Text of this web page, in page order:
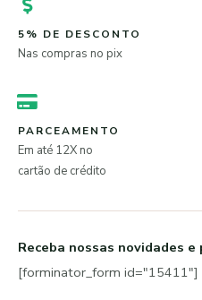
5% DE DESCONTO
Nas compras no pix
PARCEAMENTO
Em até 12X no
cartão de crédito
Receba nossas novidades e
[forminator_form id="15411"]